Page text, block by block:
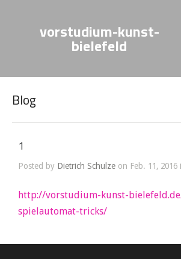
vorstudium-kunst-
bielefeld
Blog
1
Posted by Dietrich Schulze on Feb. 11, 2016
http://vorstudium-kunst-
spielautomat-tricks/